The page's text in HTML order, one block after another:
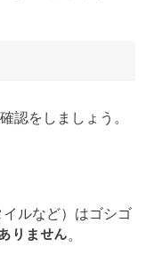
認をしましょう。
ルなど）はゴシゴ
りません。